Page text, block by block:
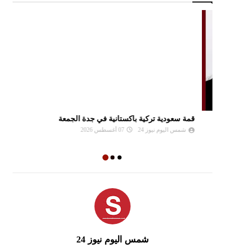
قمة سعودية تركية باكستانية في جدة الجمعة
شمس اليوم نيوز 24 07 أغسطس 2026
شمس اليوم نيوز 24